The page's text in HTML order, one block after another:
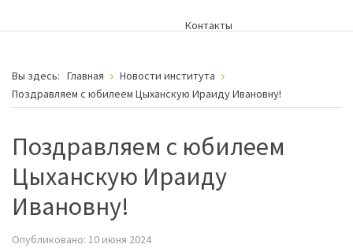
Контакты
Вы здесь: Главная
Новости института
Поздравляем с юбилеем Цыханскую Ираиду Ивановну!
Поздравляем с юбилеем
Цыханскую Ираиду
Ивановну!
Опубликовано: 10 июня 2024